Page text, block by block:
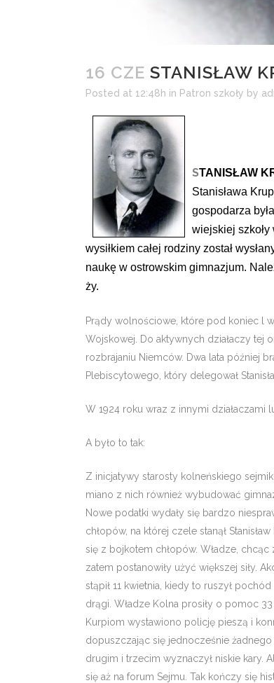
16 CZE STANISŁAW
Posted at 12:48h in Patron szkoły by
STANISŁAW
Stanisława
gospodarza
wiejskiej
wysiłkiem całej rodziny został
naukę w ostrowskim gimnazjum.
ży.
Prądy wolnościowe, które pod koniec l
Wojskowej. Do aktywnych działaczy tej
rozbrajaniu Niemców. Dwa lata później
Plebiscytowego, który delegował
W 1924 roku wraz z innymi działaczami
A było to tak:
Z inicjatywy starosty kolneńskiego
miano z nich również wybudować
Nowe podatki wydały się bardzo
chłopów, na której czele stanął
się z bojko­tem chłopów. Władze,
zatem postanowiły użyć więk­szej siły.
stąpił 11 kwietnia, kiedy to ruszył
drągi. Władze Kolna prosiły o pomoc
Kurpiom wystawiono policję pieszą i
dopuszczając się jednocześnie
drugim i trzecim wyz­naczył niskie kary.
się aż na forum Sejmu. Tak kończy się